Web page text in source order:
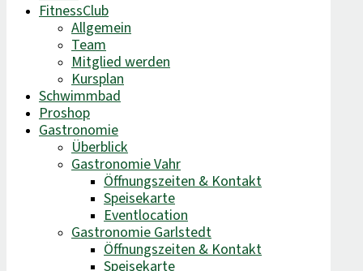
FitnessClub
Allgemein
Team
Mitglied werden
Kursplan
Schwimmbad
Proshop
Gastronomie
Überblick
Gastronomie Vahr
Öffnungszeiten & Kontakt
Speisekarte
Eventlocation
Gastronomie Garlstedt
Öffnungszeiten & Kontakt
Speisekarte